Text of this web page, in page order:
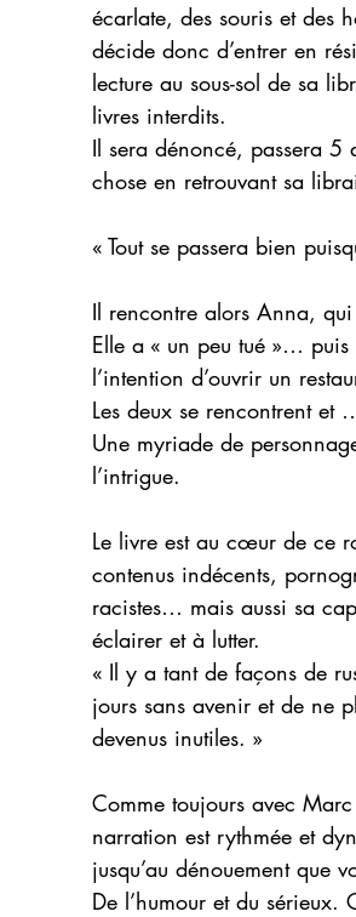
écarlate, des souris et des
décide donc d’entrer en
lecture au sous-sol de sa
livres interdits.
Il sera dénoncé, passera 5
chose en retrouvant sa
« Tout se passera bien
Il rencontre alors Anna,
Elle a « un peu tué »… puis
l’intention d’ouvrir un
Les deux se rencontrent et
Une myriade de
l’intrigue.
Le livre est au cœur de ce
contenus indécents,
racistes… mais aussi sa
éclairer et à lutter.
« Il y a tant de façons de
jours sans avenir et de ne
devenus inutiles. »
Comme toujours avec
narration est rythmée et
jusqu’au dénouement que
De l’humour et du sérieux.